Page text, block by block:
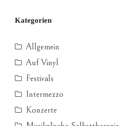
Kategorien
Allgemein
Auf Vinyl
Festivals
Intermezzo
Konzerte